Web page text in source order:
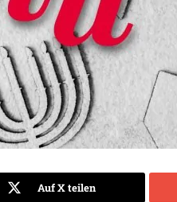
Auf X teilen